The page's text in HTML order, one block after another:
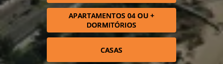
APARTAMENTOS 04 OU +
DORMITÓRIOS
CASAS